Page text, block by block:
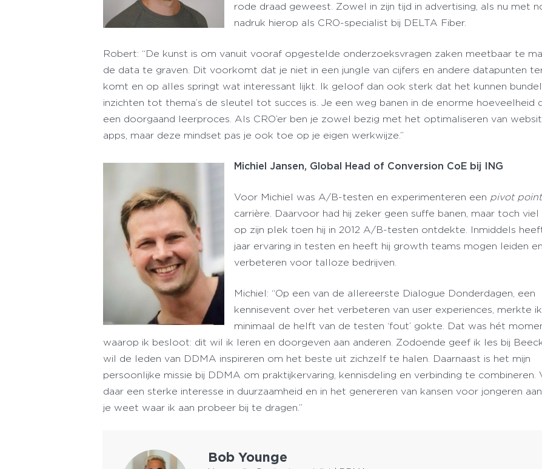
rode draad geweest. Zowel in zijn tijd in advertising, als nu met
nadruk hierop als CRO-specialist bij DELTA Fiber.
Robert: “De kunst is om vanuit vooraf opgestelde onderzoeksvragen zaken meetbaar te
de data te graven. Dit voorkomt dat je niet in een jungle van cijfers en andere datapunten
komt en op alles springt wat interessant lijkt. Ik geloof dan ook sterk dat het kunnen
inzichten tot thema’s de sleutel tot succes is. Je een weg banen in de enorme hoeveelheid
een doorgaand leerproces. Als CRO’er ben je zowel bezig met het optimaliseren van
apps, maar deze mindset pas je ook toe op je eigen werkwijze.”
Michiel Jansen, Global Head of Conversion CoE bij ING
Voor Michiel was A/B-testen en experimenteren een pivot point
carrière. Daarvoor had hij zeker geen suffe banen, maar toch viel
op zijn plek toen hij in 2012 A/B-testen ontdekte. Inmiddels heeft
jaar ervaring in testen en heeft hij growth teams mogen leiden en
verbeteren voor talloze bedrijven.
Michiel: “Op een van de allereerste Dialogue Donderdagen, een
kennisevent over het verbeteren van user experiences, merkte
minimaal de helft van de testen ‘fout’ gokte. Dat was hét
waarop ik besloot: dit wil ik leren en doorgeven aan anderen. Zodoende geef ik les bij
wil de leden van DDMA inspireren om het beste uit zichzelf te halen. Daarnaast is het mijn
persoonlijke missie bij DDMA om praktijkervaring, kennisdeling en verbinding te combineren.
daar een sterke interesse in duurzaamheid en in het genereren van kansen voor jongeren
je weet waar ik aan probeer bij te dragen.”
Bob Younge